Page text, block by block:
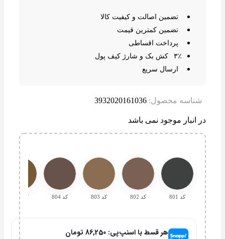
تضمین اصالت و کیفیت کالا
تضمین کمترین قیمت
پرداخت اقساطی
۳٪ کش بک و شارژ کیف پول
ارسال سریع
شناسه محصول: 3932020161036
در انبار موجود نمی باشد
کد 801 کد 802 کد 803 کد 804 کد 805
هر قسط با اسنپ‌پی: 86,250 تومان